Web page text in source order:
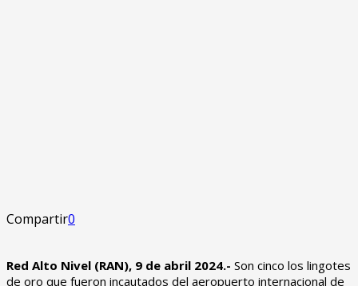
Compartir0
Red Alto Nivel (RAN), 9 de abril 2024.- Son cinco los lingotes
de oro que fueron incautados del aeropuerto internacional de